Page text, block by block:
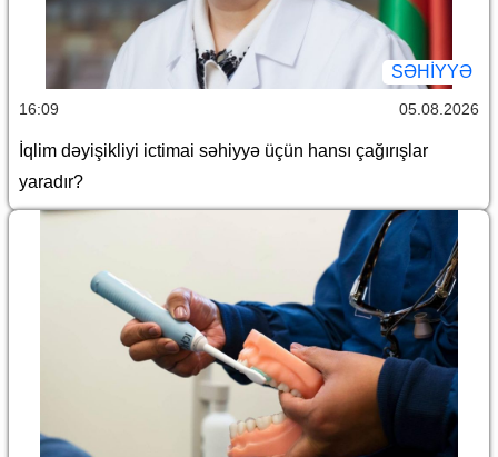
SƏHIYYƏ
16:09 05.08.2026
İqlim dəyişikliyi ictimai səhiyyə üçün hansı çağırışlar
yaradır?